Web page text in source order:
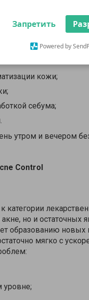
Запретить
Powered by
зеленых
комбинированной
кожи;
себума;
утром и вечером
Control
но и остаточных
образованию
мягко с
уровне;